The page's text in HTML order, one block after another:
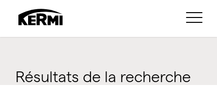
Résultats de la recherche